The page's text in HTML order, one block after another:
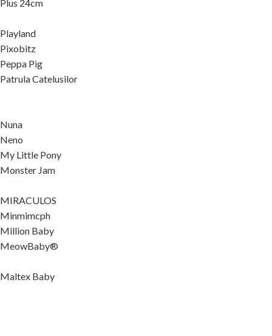
Plus 24cm
Playland
Pixobitz
Peppa Pig
Patrula Catelusilor
Nuna
Neno
My Little Pony
Monster Jam
MIRACULOS
Minmimcph
Million Baby
MeowBaby®
Maltex Baby